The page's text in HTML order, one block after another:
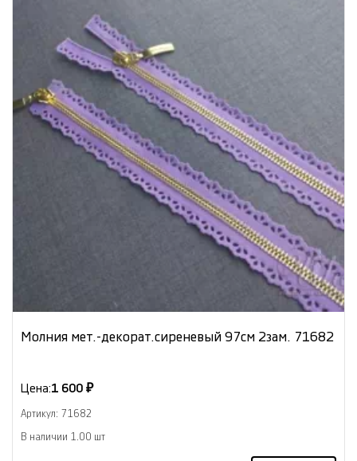
Молния мет.-декорат.сиреневый 97см 2зам. 71682
Цена:1 600 ₽
Артикул: 71682
В наличии 1.00 шт